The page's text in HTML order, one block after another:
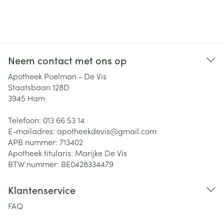
Neem contact met ons op
Apotheek Poelman - De Vis
Staatsbaan 128D
3945 Ham
Telefoon: 013 66 53 14
E-mailadres: apotheekdevis@gmail.com
APB nummer: 713402
Apotheek titularis: Marijke De Vis
BTW nummer: BE0428334479
Klantenservice
FAQ